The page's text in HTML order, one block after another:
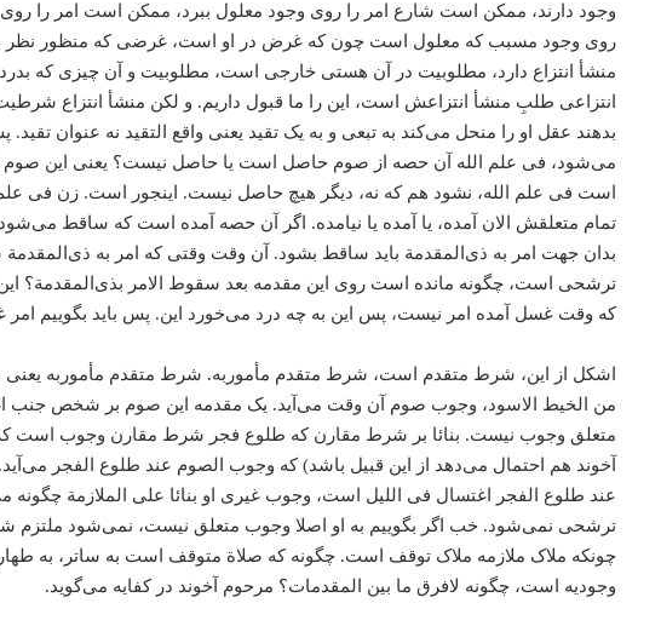
وجود دارند، ممکن است شارع امر را روی وجود معلول ببرد، ‌ممکن است امر را
روی وجود مسبب که معلول است چون که غرض در او است، غرضی که منظور نظر
منشأ انتزاع دارد، ‌مطلوبیت در آن هستی خارجی است، مطلوبیت و ‌آن چیزی که
انتزاعی طلبِ منشأ انتزاعش است، این را ما قبول داریم. و لکن منشأ
بدهند عقل او را منحل می‌‌کند به تبعی و به یک تقید یعنی واقع التقید نه عنوان
می‌‌شود، ‌فی علم الله آن حصه از صوم حاصل است یا حاصل نیست؟ یعنی این صوم
است فی علم الله، نشود هم که نه، دیگر هیچ حاصل نیست. اینجور است. زن فی
تمام متعلقش الان آمده، ‌یا آمده یا نیامده. اگر آن حصه آمده است که ساقط
بدان جهت امر به ذی‌المقدمة باید ساقط بشود. آن وقت وقتی که امر به
ترشحی است، ‌چگونه مانده است روی این مقدمه بعد سقوط الامر بذی‌المقدمة؟
که وقت غسل آمده امر نیست، پس این به چه درد می‌‌خورد این. پس باید بگوییم
اشکل از این، شرط متقدم است، شرط متقدم مأموربه. شرط متقدم مأموربه
من الخیط الاسود، وجوب صوم آن وقت می‌آید. یک مقدمه این صوم بر شخص
متعلق وجوب نیست. بنائا بر شرط مقارن که طلوع فجر شرط مقارن وجوب است
آخوند هم احتمال می‌‌دهد از این قبیل باشد) که وجوب الصوم عند طلوع الفجر
عند طلوع الفجر اغتسال فی اللیل است، وجوب غیری او بنائا علی الملازمة
ترشحی نمی‌شود. خب اگر بگوییم به او اصلا وجوب متعلق نیست، نمی‌شود ملتزم
چونکه ملاک ملازمه ملاک توقف است. چگونه که صلاة متوقف است به ساتر، به
وجودیه است، چگونه لافرق ما بین المقدمات؟ مرحوم آخوند در کفایه می‌‌گوید.